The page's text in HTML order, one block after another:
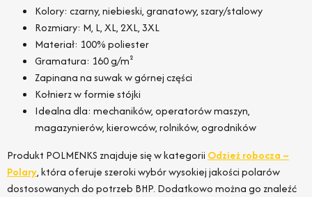
Kolory: czarny, niebieski, granatowy, szary/stalowy
Rozmiary: M, L, XL, 2XL, 3XL
Materiał: 100% poliester
Gramatura: 160 g/m²
Zapinana na suwak w górnej części
Kołnierz w formie stójki
Idealna dla: mechaników, operatorów maszyn,
magazynierów, kierowców, rolników, ogrodników
Produkt POLMENKS znajduje się w kategorii Odzież robocza –
Polary, która oferuje szeroki wybór wysokiej jakości polarów
dostosowanych do potrzeb BHP. Dodatkowo można go znaleźć